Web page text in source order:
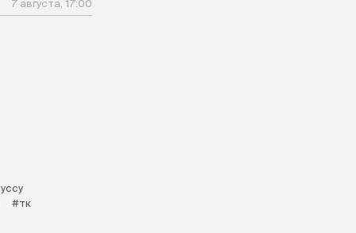
7 августа, 17:00
#тк